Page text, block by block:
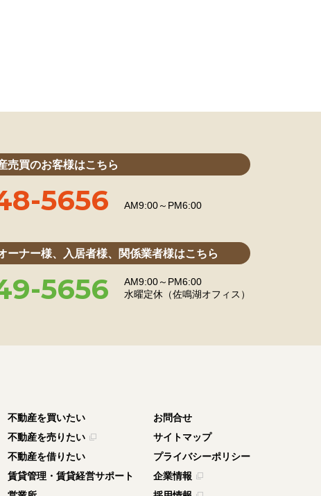
売買のお客様はこちら
5656 AM9:00～PM6:00
ーナー様、入居者様、関係業者様はこちら
5656
AM9:00～PM6:00
水曜定休（佐鳴湖オフィス）
不動産を買いたい
不動産を売りたい
不動産を借りたい
賃貸管理・賃貸経営サポート
お問合せ
サイトマップ
プライバシーポリシー
企業情報